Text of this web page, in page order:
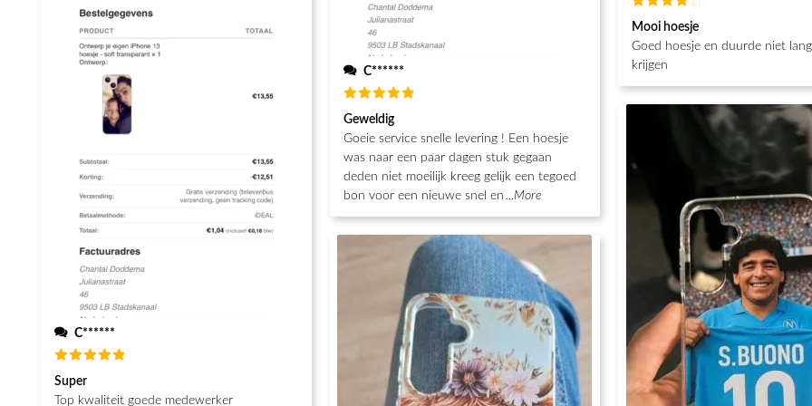
C******
Waardering
5uit 5
Super
Top kwaliteit goede medewerker
C******
Waardering
5uit 5
Geweldig
Goeie service snelle levering ! Een hoesje
was naar een paar dagen stuk gegaan
deden niet moeilijk kreeg gelijk een tegoed
bon voor een nieuwe snel en ...More
Waardering
4uit 5
Mooi hoesje
Goed hoesje en duurde niet
krijgen